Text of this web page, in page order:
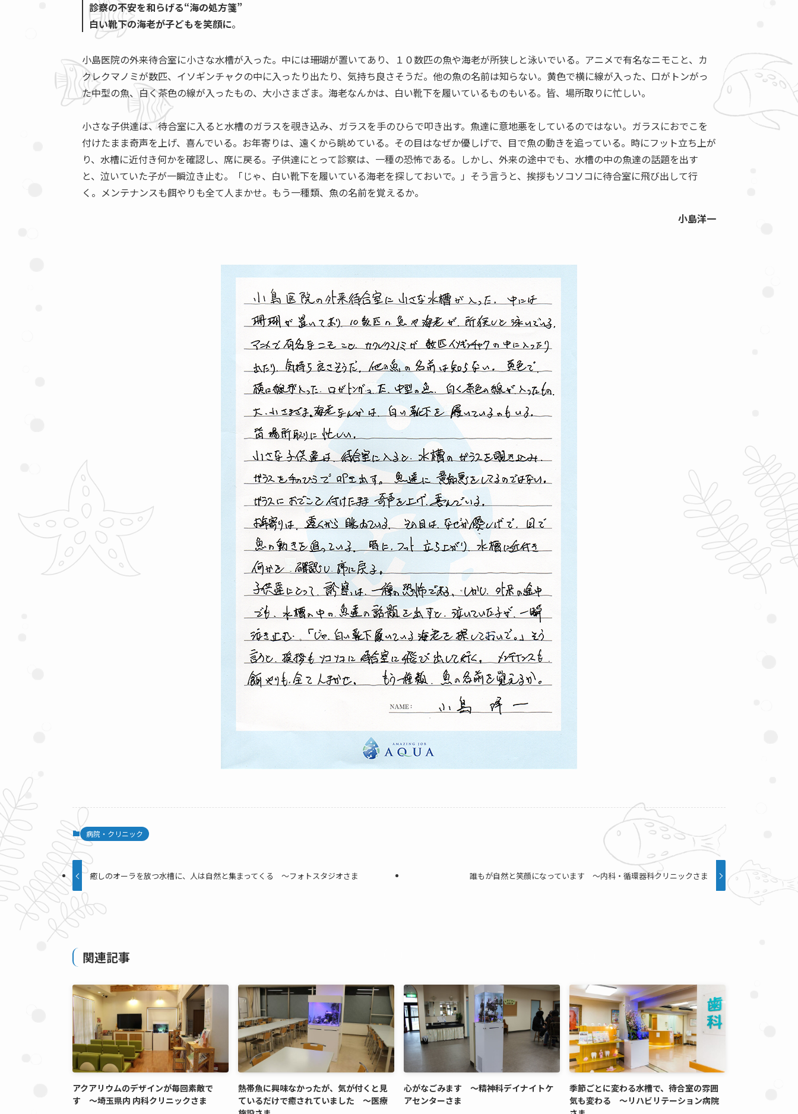
診察の不安を和らげる“海の処方箋”
白い靴下の海老が子どもを笑顔に。
小島医院の外来待合室に小さな水槽が入った。中には珊瑚が置いてあり、１０数匹の魚や海老が所狭しと泳いでいる。アニメで有名なニモこと、カ
クレクマノミが数匹、イソギンチャクの中に入ったり出たり、気持ち良さそうだ。他の魚の名前は知らない。黄色で横に線が入った、口がトンがっ
た中型の魚、白く茶色の線が入ったもの、大小さまざま。海老なんかは、白い靴下を履いているものもいる。皆、場所取りに忙しい。
小さな子供達は、待合室に入ると水槽のガラスを覗き込み、ガラスを手のひらで叩き出す。魚達に意地悪をしているのではない。ガラスにおでこを
付けたまま奇声を上げ、喜んでいる。お年寄りは、遠くから眺めている。その目はなぜか優しげで、目で魚の動きを追っている。時にフット立ち上が
り、水槽に近付き何かを確認し、席に戻る。子供達にとって診察は、一種の恐怖である。しかし、外来の途中でも、水槽の中の魚達の話題を出す
と、泣いていた子が一瞬泣き止む。「じゃ、白い靴下を履いている海老を探しておいで。」そう言うと、挨拶もソコソコに待合室に飛び出して行
く。メンテナンスも餌やりも全て人まかせ。もう一種類、魚の名前を覚えるか。
小島洋一
病院・クリニック
癒しのオーラを放つ水槽に、人は自然と集まってくる ～フォトスタジオさま 誰もが自然と笑顔になっています ～内科・循環器科クリニックさま
関連記事
アクアリウムのデザインが毎回素敵で
す ～埼玉県内 内科クリニックさま
熱帯魚に興味なかったが、気が付くと見
ているだけで癒されていました ～医療
心がなごみます ～精神科デイナイトケ
アセンターさま
季節ごとに変わる水槽で、待合室の雰囲
気も変わる ～リハビリテーション病院